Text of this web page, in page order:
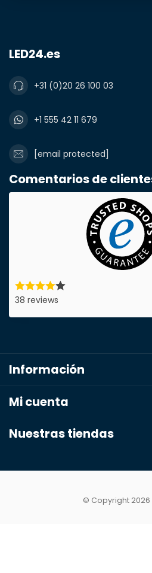
Número de teléfono*
Producto*
LED24.es
+31 (0)20 26 100 03
+1 555 42 11 679
[email protected]
Comentarios de
38 reviews
Información
Mi cuenta
Nuestras tiendas
© Copyright 2026